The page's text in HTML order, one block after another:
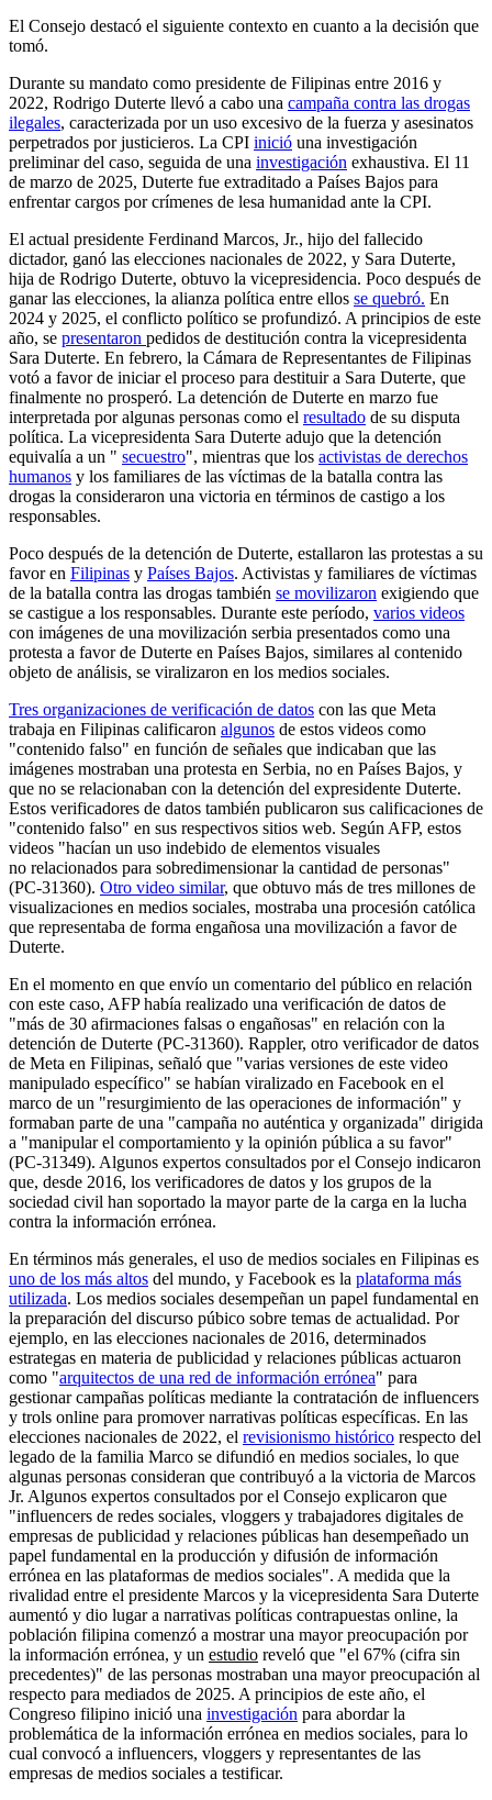
El Consejo destacó el siguiente contexto en cuanto a la decisión que
tomó.
Durante su mandato como presidente de Filipinas entre 2016 y
2022, Rodrigo Duterte llevó a cabo una campaña contra las drogas
ilegales, caracterizada por un uso excesivo de la fuerza y asesinatos
perpetrados por justicieros. La CPI inició una investigación
preliminar del caso, seguida de una investigación exhaustiva. El 11
de marzo de 2025, Duterte fue extraditado a Países Bajos para
enfrentar cargos por crímenes de lesa humanidad ante la CPI.
El actual presidente Ferdinand Marcos, Jr., hijo del fallecido
dictador, ganó las elecciones nacionales de 2022, y Sara Duterte,
hija de Rodrigo Duterte, obtuvo la vicepresidencia. Poco después de
ganar las elecciones, la alianza política entre ellos se quebró. En
2024 y 2025, el conflicto político se profundizó. A principios de este
año, se presentaron pedidos de destitución contra la vicepresidenta
Sara Duterte. En febrero, la Cámara de Representantes de Filipinas
votó a favor de iniciar el proceso para destituir a Sara Duterte, que
finalmente no prosperó. La detención de Duterte en marzo fue
interpretada por algunas personas como el resultado de su disputa
política. La vicepresidenta Sara Duterte adujo que la detención
equivalía a un " secuestro", mientras que los activistas de derechos
humanos y los familiares de las víctimas de la batalla contra las
drogas la consideraron una victoria en términos de castigo a los
responsables.
Poco después de la detención de Duterte, estallaron las protestas a su
favor en Filipinas y Países Bajos. Activistas y familiares de víctimas
de la batalla contra las drogas también se movilizaron exigiendo que
se castigue a los responsables. Durante este período, varios videos
con imágenes de una movilización serbia presentados como una
protesta a favor de Duterte en Países Bajos, similares al contenido
objeto de análisis, se viralizaron en los medios sociales.
Tres organizaciones de verificación de datos con las que Meta
trabaja en Filipinas calificaron algunos de estos videos como
"contenido falso" en función de señales que indicaban que las
imágenes mostraban una protesta en Serbia, no en Países Bajos, y
que no se relacionaban con la detención del expresidente Duterte.
Estos verificadores de datos también publicaron sus calificaciones de
"contenido falso" en sus respectivos sitios web. Según AFP, estos
videos "hacían un uso indebido de elementos visuales
no relacionados para sobredimensionar la cantidad de personas"
(PC-31360). Otro video similar, que obtuvo más de tres millones de
visualizaciones en medios sociales, mostraba una procesión católica
que representaba de forma engañosa una movilización a favor de
Duterte.
En el momento en que envío un comentario del público en relación
con este caso, AFP había realizado una verificación de datos de
"más de 30 afirmaciones falsas o engañosas" en relación con la
detención de Duterte (PC-31360). Rappler, otro verificador de datos
de Meta en Filipinas, señaló que "varias versiones de este video
manipulado específico" se habían viralizado en Facebook en el
marco de un "resurgimiento de las operaciones de información" y
formaban parte de una "campaña no auténtica y organizada" dirigida
a "manipular el comportamiento y la opinión pública a su favor"
(PC-31349). Algunos expertos consultados por el Consejo indicaron
que, desde 2016, los verificadores de datos y los grupos de la
sociedad civil han soportado la mayor parte de la carga en la lucha
contra la información errónea.
En términos más generales, el uso de medios sociales en Filipinas es
uno de los más altos del mundo, y Facebook es la plataforma más
utilizada. Los medios sociales desempeñan un papel fundamental en
la preparación del discurso púbico sobre temas de actualidad. Por
ejemplo, en las elecciones nacionales de 2016, determinados
estrategas en materia de publicidad y relaciones públicas actuaron
como "arquitectos de una red de información errónea" para
gestionar campañas políticas mediante la contratación de influencers
y trols online para promover narrativas políticas específicas. En las
elecciones nacionales de 2022, el revisionismo histórico respecto del
legado de la familia Marco se difundió en medios sociales, lo que
algunas personas consideran que contribuyó a la victoria de Marcos
Jr. Algunos expertos consultados por el Consejo explicaron que
"influencers de redes sociales, vloggers y trabajadores digitales de
empresas de publicidad y relaciones públicas han desempeñado un
papel fundamental en la producción y difusión de información
errónea en las plataformas de medios sociales". A medida que la
rivalidad entre el presidente Marcos y la vicepresidenta Sara Duterte
aumentó y dio lugar a narrativas políticas contrapuestas online, la
población filipina comenzó a mostrar una mayor preocupación por
la información errónea, y un estudio reveló que "el 67% (cifra sin
precedentes)" de las personas mostraban una mayor preocupación al
respecto para mediados de 2025. A principios de este año, el
Congreso filipino inició una investigación para abordar la
problemática de la información errónea en medios sociales, para lo
cual convocó a influencers, vloggers y representantes de las
empresas de medios sociales a testificar.